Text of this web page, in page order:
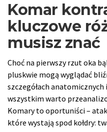
Komar
kluczowe
musisz znać
Choć na pierwszy rzut oka
pluskwie mogą wyglądać
szczegółach
wszystkim warto
Komary to oportuniści –
które wystają spod kołdry: